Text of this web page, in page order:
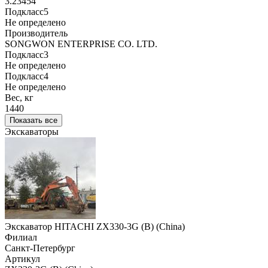
Подкласс5
Не определено
Производитель
SONGWON ENTERPRISE CO. LTD.
Подкласс3
Не определено
Подкласс4
Не определено
Вес, кг
1440
Показать все
Экскаваторы
Экскаватор HITACHI ZX330-3G (B) (China)
Филиал
Санкт-Петербург
Артикул